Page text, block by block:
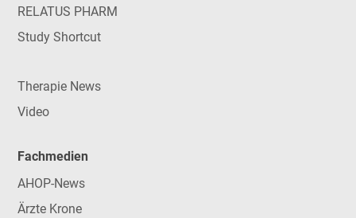
RELATUS PHARM
Study Shortcut
Therapie News
Video
Fachmedien
AHOP-News
Ärzte Krone